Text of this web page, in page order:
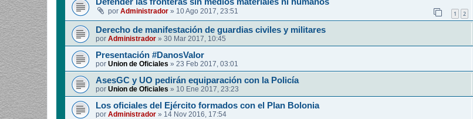
por Administrador » 10 Ago 2017, 23:51 1 2
Derecho de manifestación de guardias civiles y militares
por Administrador » 30 Mar 2017, 10:45
Presentación #DanosValor
por Union de Oficiales » 23 Feb 2017, 03:01
AsesGC y UO pedirán equiparación con la Policía
por Union de Oficiales » 10 Ene 2017, 23:23
Los oficiales del Ejército formados con el Plan Bolonia
por Administrador » 14 Nov 2016, 17:54